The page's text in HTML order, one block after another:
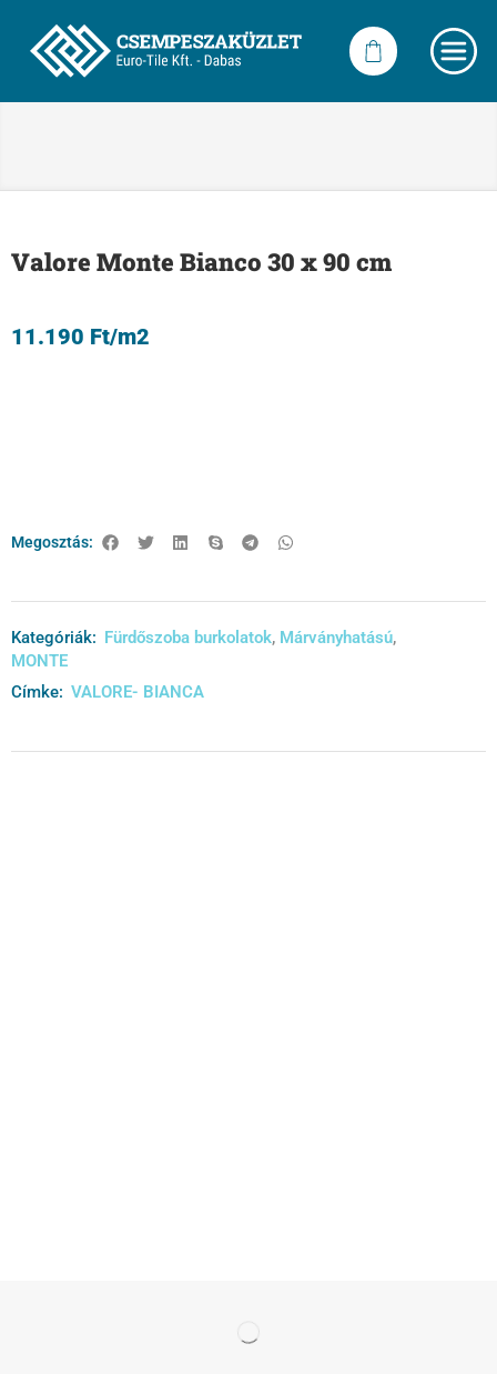
Valore Monte Bianco 30 x 90 cm
11.190 Ft/m2
Megosztás:
Kategóriák: Fürdőszoba burkolatok, Márványhatású,
MONTE
Címke: VALORE- BIANCA